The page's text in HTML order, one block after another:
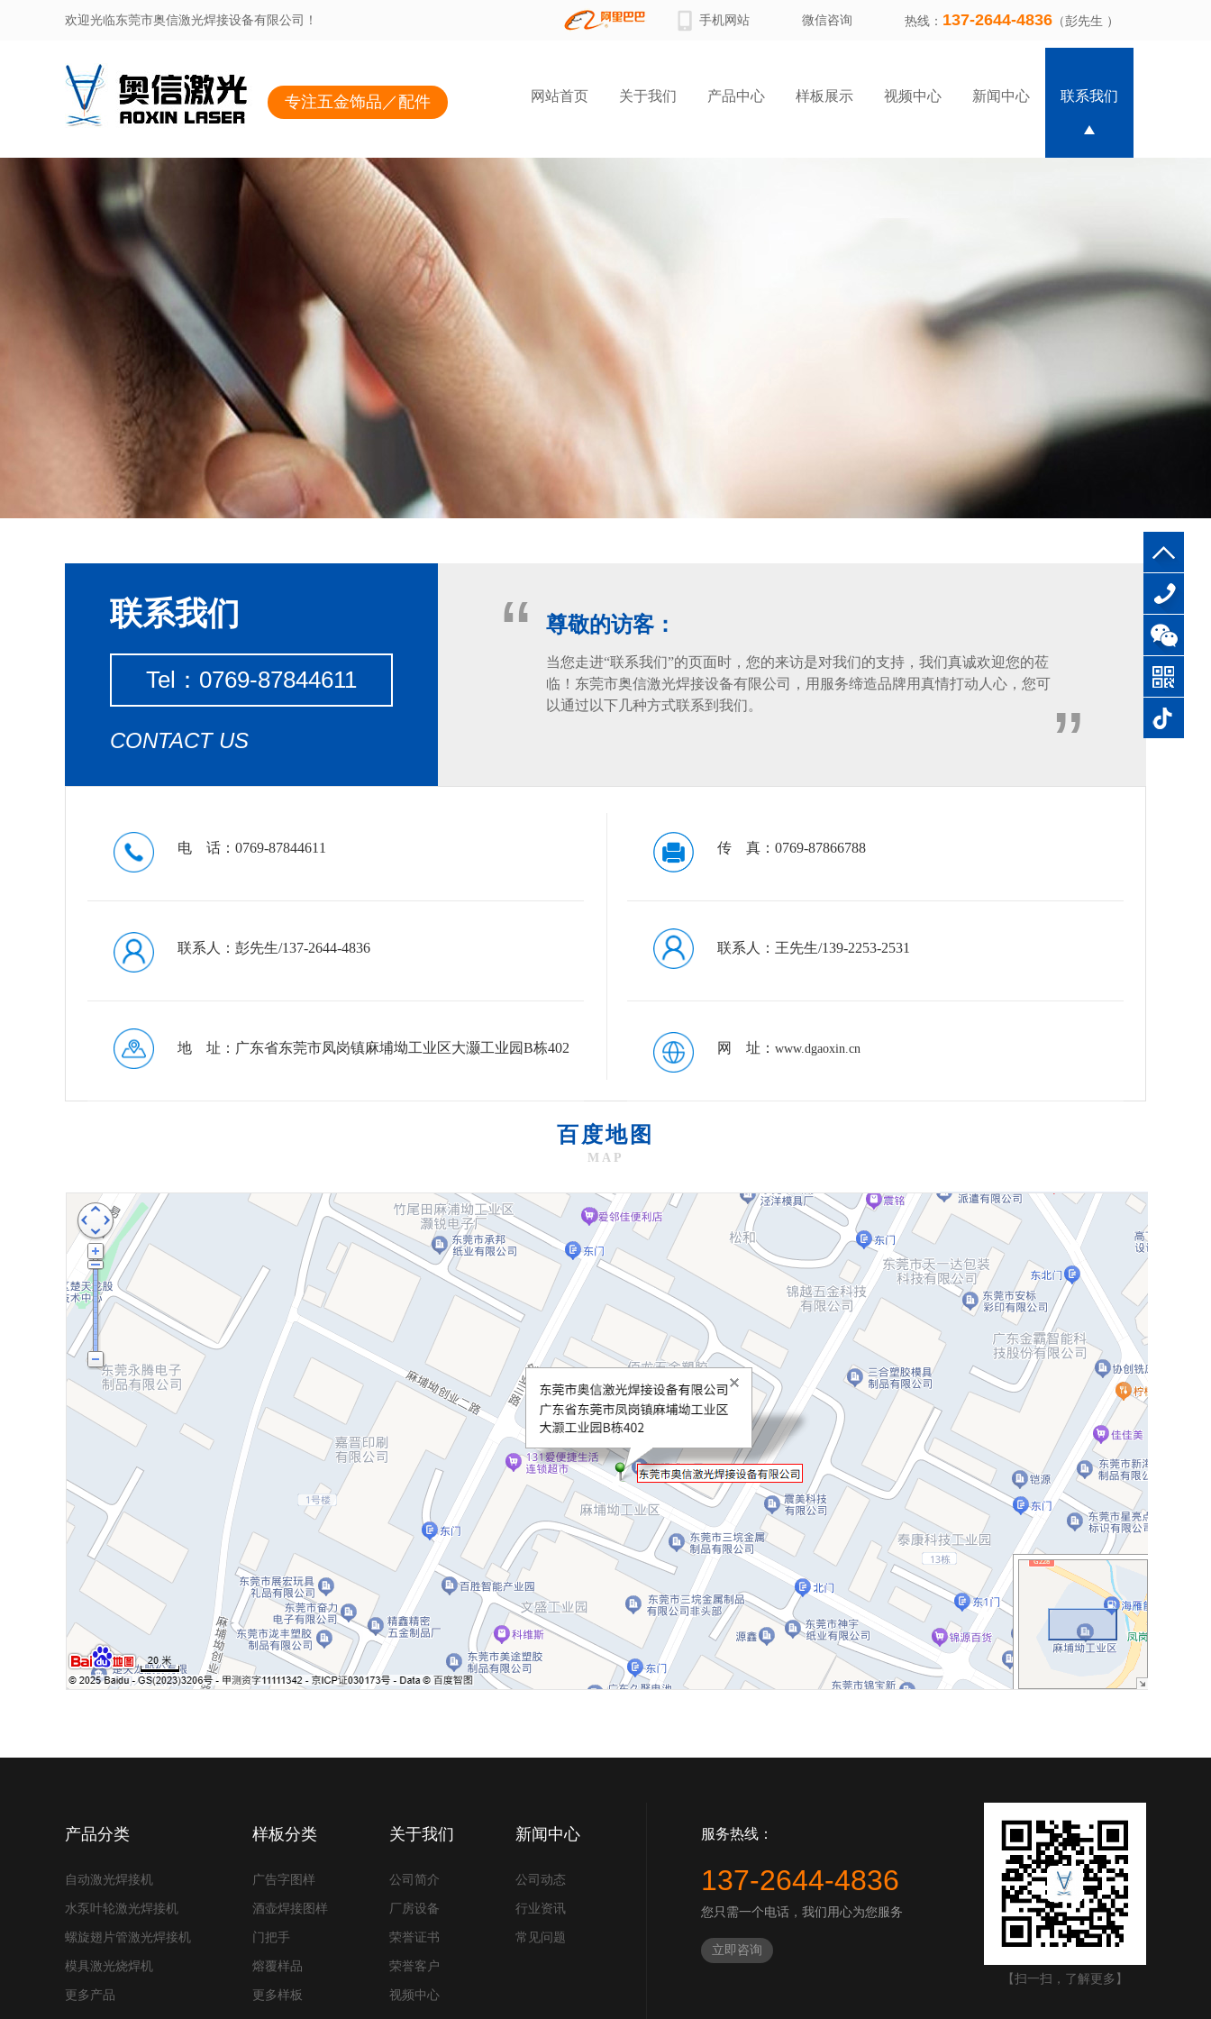
欢迎光临东莞市奥信激光焊接设备有限公司！ 手机网站 微信咨询 热线： 137-2644-4836 （彭先生 ）
专注五金饰品／配件 网站首页 关于我们 产品中心 样板展示 视频中心 新闻中心 联系我们
联系我们
Tel：0769-87844611
CONTACT US
“ 尊敬的访客：
当您走进“联系我们”的页面时，您的来访是对我们的支持，我们真诚欢迎您的莅
临！东莞市奥信激光焊接设备有限公司，用服务缔造品牌用真情打动人心，您可
以通过以下几种方式联系到我们。
”
电 话：0769-87844611 传 真：0769-87866788
联系人：彭先生/137-2644-4836 联系人：王先生/139-2253-2531
地 址：广东省东莞市凤岗镇麻埔坳工业区大灏工业园B栋402 网 址： www.dgaoxin.cn
百度地图
MAP
产品分类
自动激光焊接机
水泵叶轮激光焊接机
螺旋翅片管激光焊接机
模具激光烧焊机
更多产品
样板分类
广告字图样
酒壶焊接图样
门把手
熔覆样品
更多样板
关于我们
公司简介
厂房设备
荣誉证书
荣誉客户
视频中心
新闻中心
公司动态
行业资讯
常见问题
服务热线：
137-2644-4836
您只需一个电话，我们用心为您服务
立即咨询
【扫一扫，了解更多】
0769-
87844611